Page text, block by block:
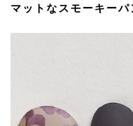
マットなスモーキー